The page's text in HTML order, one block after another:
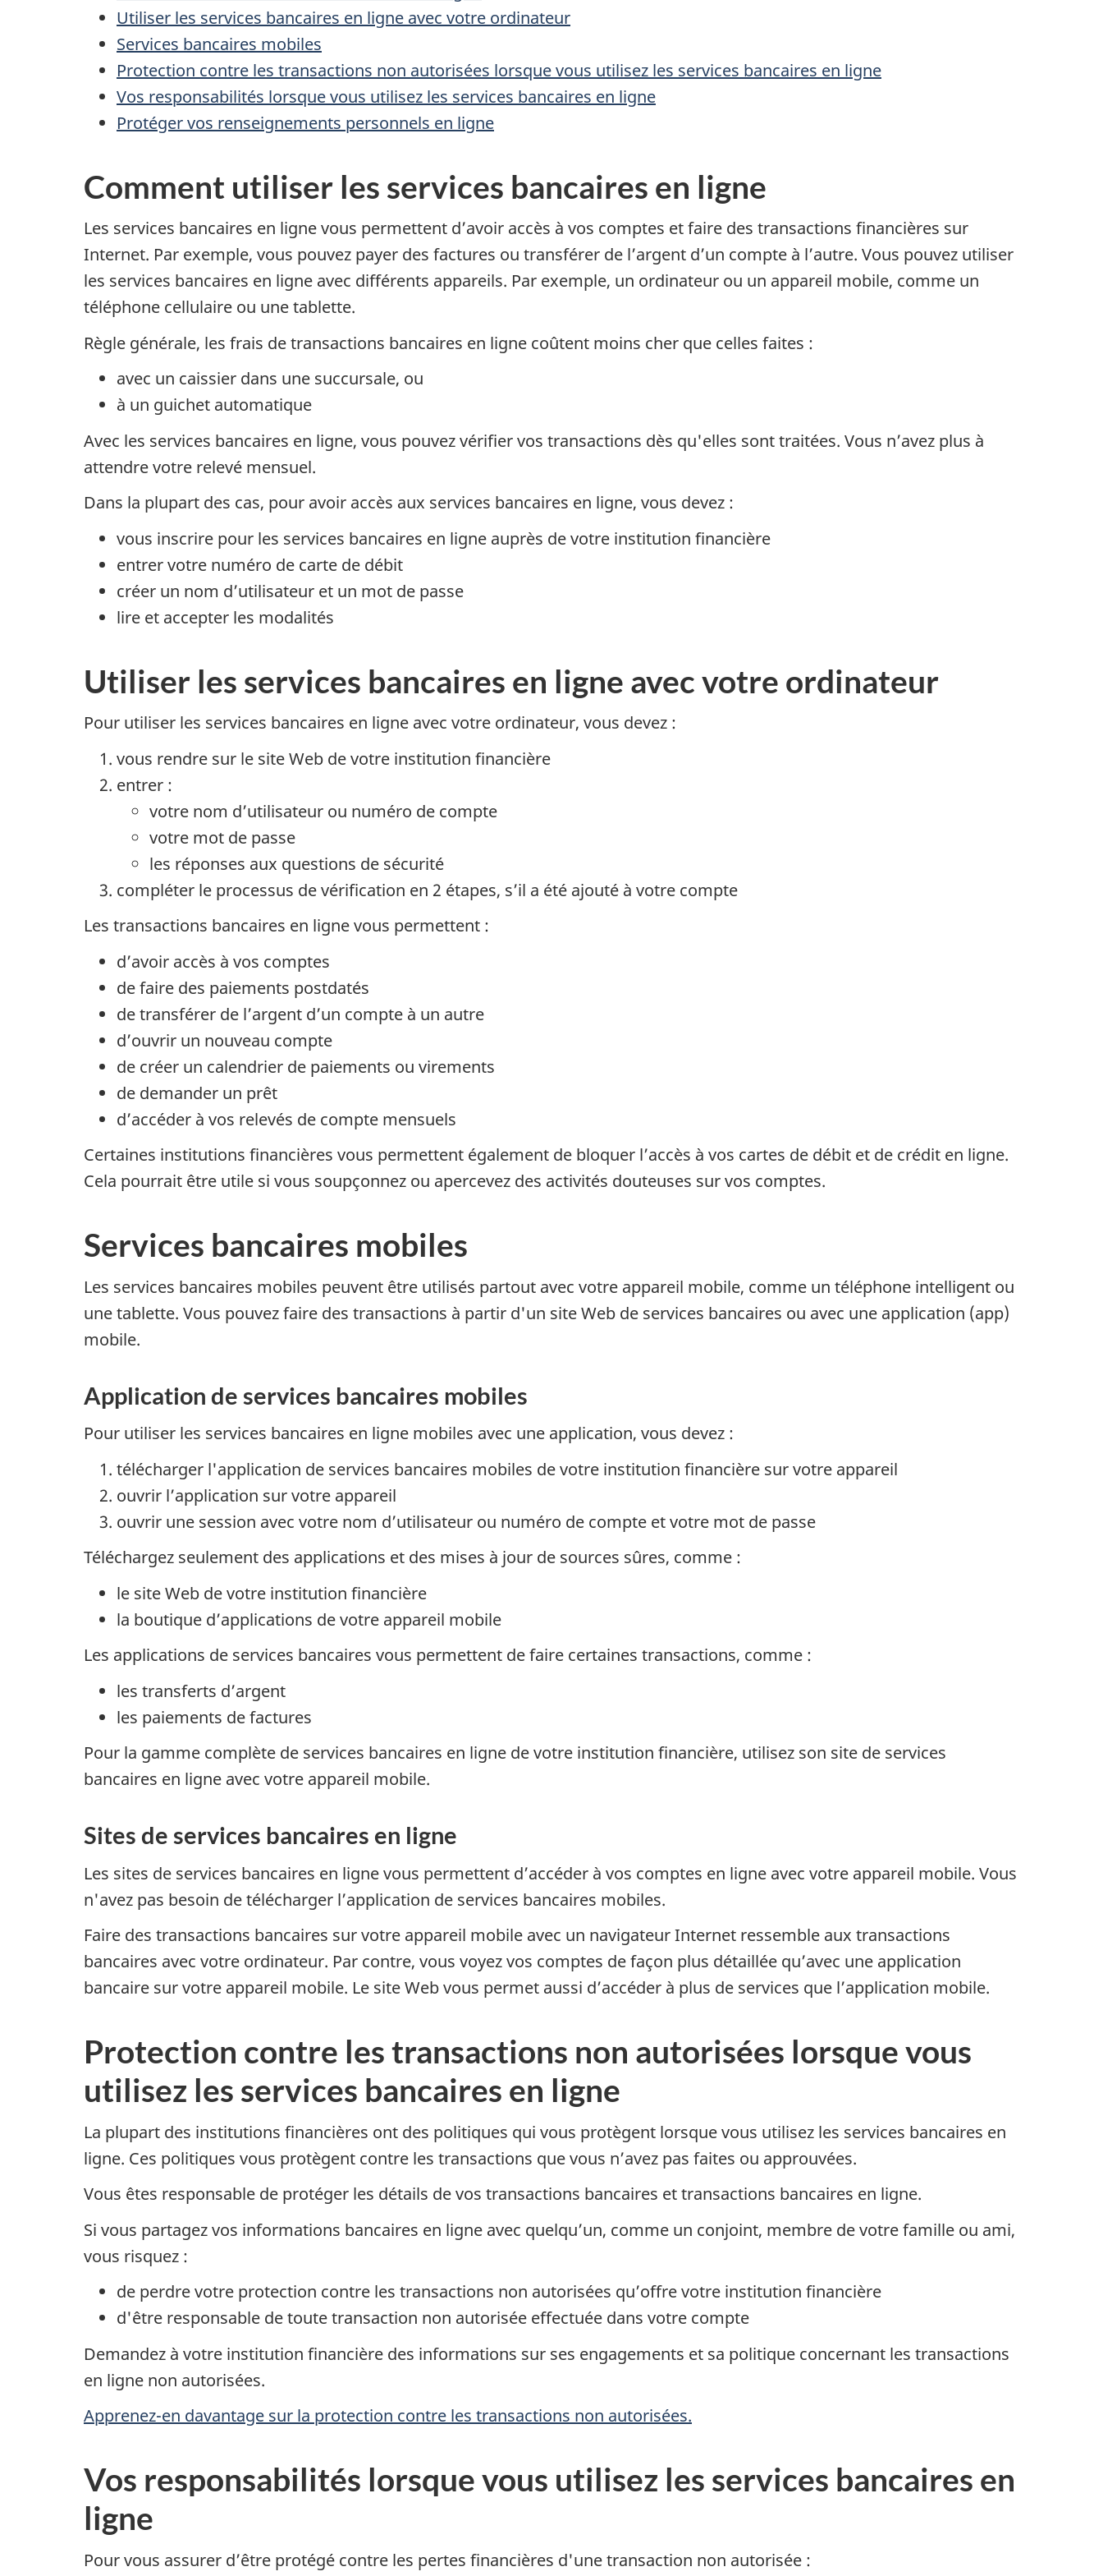
Utiliser les services bancaires en ligne avec votre ordinateur
Services bancaires mobiles
Protection contre les transactions non autorisées lorsque vous utilisez les services bancaires en ligne
Vos responsabilités lorsque vous utilisez les services bancaires en ligne
Protéger vos renseignements personnels en ligne
Comment utiliser les services bancaires en ligne
Les services bancaires en ligne vous permettent d’avoir accès à vos comptes et faire des transactions financières sur
Internet. Par exemple, vous pouvez payer des factures ou transférer de l’argent d’un compte à l’autre. Vous pouvez utiliser
les services bancaires en ligne avec différents appareils. Par exemple, un ordinateur ou un appareil mobile, comme un
téléphone cellulaire ou une tablette.
Règle générale, les frais de transactions bancaires en ligne coûtent moins cher que celles faites :
avec un caissier dans une succursale, ou
à un guichet automatique
Avec les services bancaires en ligne, vous pouvez vérifier vos transactions dès qu'elles sont traitées. Vous n’avez plus à
attendre votre relevé mensuel.
Dans la plupart des cas, pour avoir accès aux services bancaires en ligne, vous devez :
vous inscrire pour les services bancaires en ligne auprès de votre institution financière
entrer votre numéro de carte de débit
créer un nom d’utilisateur et un mot de passe
lire et accepter les modalités
Utiliser les services bancaires en ligne avec votre ordinateur
Pour utiliser les services bancaires en ligne avec votre ordinateur, vous devez :
vous rendre sur le site Web de votre institution financière
entrer :
votre nom d’utilisateur ou numéro de compte
votre mot de passe
les réponses aux questions de sécurité
compléter le processus de vérification en 2 étapes, s’il a été ajouté à votre compte
Les transactions bancaires en ligne vous permettent :
d’avoir accès à vos comptes
de faire des paiements postdatés
de transférer de l’argent d’un compte à un autre
d’ouvrir un nouveau compte
de créer un calendrier de paiements ou virements
de demander un prêt
d’accéder à vos relevés de compte mensuels
Certaines institutions financières vous permettent également de bloquer l’accès à vos cartes de débit et de crédit en ligne.
Cela pourrait être utile si vous soupçonnez ou apercevez des activités douteuses sur vos comptes.
Services bancaires mobiles
Les services bancaires mobiles peuvent être utilisés partout avec votre appareil mobile, comme un téléphone intelligent ou
une tablette. Vous pouvez faire des transactions à partir d'un site Web de services bancaires ou avec une application (app)
mobile.
Application de services bancaires mobiles
Pour utiliser les services bancaires en ligne mobiles avec une application, vous devez :
télécharger l'application de services bancaires mobiles de votre institution financière sur votre appareil
ouvrir l’application sur votre appareil
ouvrir une session avec votre nom d’utilisateur ou numéro de compte et votre mot de passe
Téléchargez seulement des applications et des mises à jour de sources sûres, comme :
le site Web de votre institution financière
la boutique d’applications de votre appareil mobile
Les applications de services bancaires vous permettent de faire certaines transactions, comme :
les transferts d’argent
les paiements de factures
Pour la gamme complète de services bancaires en ligne de votre institution financière, utilisez son site de services
bancaires en ligne avec votre appareil mobile.
Sites de services bancaires en ligne
Les sites de services bancaires en ligne vous permettent d’accéder à vos comptes en ligne avec votre appareil mobile. Vous
n'avez pas besoin de télécharger l’application de services bancaires mobiles.
Faire des transactions bancaires sur votre appareil mobile avec un navigateur Internet ressemble aux transactions
bancaires avec votre ordinateur. Par contre, vous voyez vos comptes de façon plus détaillée qu’avec une application
bancaire sur votre appareil mobile. Le site Web vous permet aussi d’accéder à plus de services que l’application mobile.
Protection contre les transactions non autorisées lorsque vous
utilisez les services bancaires en ligne
La plupart des institutions financières ont des politiques qui vous protègent lorsque vous utilisez les services bancaires en
ligne. Ces politiques vous protègent contre les transactions que vous n’avez pas faites ou approuvées.
Vous êtes responsable de protéger les détails de vos transactions bancaires et transactions bancaires en ligne.
Si vous partagez vos informations bancaires en ligne avec quelqu’un, comme un conjoint, membre de votre famille ou ami,
vous risquez :
de perdre votre protection contre les transactions non autorisées qu’offre votre institution financière
d'être responsable de toute transaction non autorisée effectuée dans votre compte
Demandez à votre institution financière des informations sur ses engagements et sa politique concernant les transactions
en ligne non autorisées.
Apprenez-en davantage sur la protection contre les transactions non autorisées.
Vos responsabilités lorsque vous utilisez les services bancaires en
ligne
Pour vous assurer d’être protégé contre les pertes financières d'une transaction non autorisée :